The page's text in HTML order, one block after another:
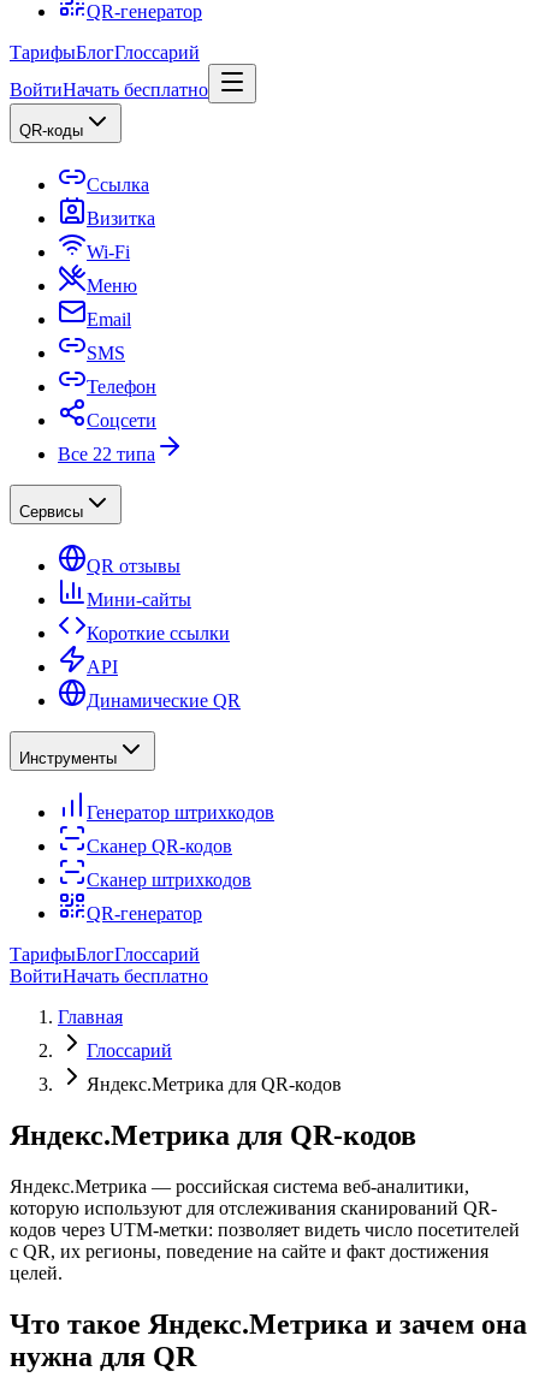
QR-генератор
ТарифыБлогГлоссарий
ВойтиНачать бесплатно
QR-коды
Ссылка
Визитка
Wi-Fi
Меню
Email
SMS
Телефон
Соцсети
Все 22 типа
Сервисы
QR отзывы
Мини-сайты
Короткие ссылки
API
Динамические QR
Инструменты
Генератор штрихкодов
Сканер QR-кодов
Сканер штрихкодов
QR-генератор
ТарифыБлогГлоссарий
ВойтиНачать бесплатно
Главная
Глоссарий
Яндекс.Метрика для QR-кодов
Яндекс.Метрика для QR-кодов
Яндекс.Метрика — российская система веб-аналитики,
которую используют для отслеживания сканирований QR-
кодов через UTM-метки: позволяет видеть число посетителей
с QR, их регионы, поведение на сайте и факт достижения
целей.
Что такое Яндекс.Метрика и зачем она
нужна для QR